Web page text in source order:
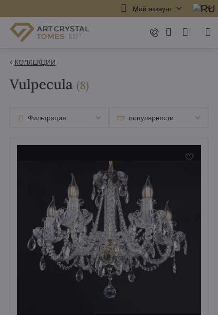
Мой аккаунт
КОЛЛЕКЦИИ
Vulpecula (8элементов
)
популярности
Фильтрация